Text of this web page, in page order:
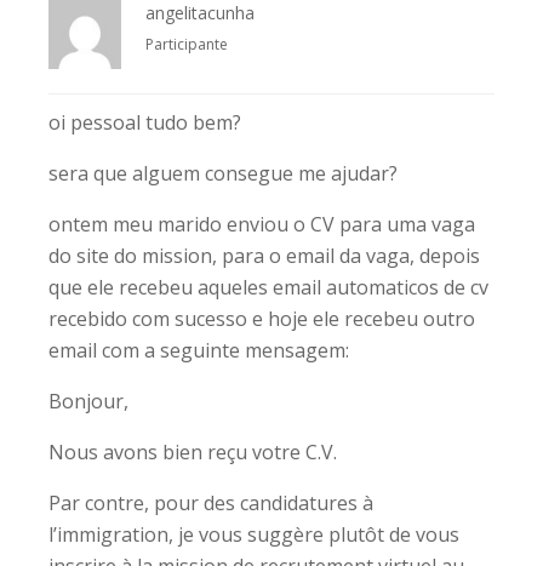
angelitacunha
Participante
oi pessoal tudo bem?
sera que alguem consegue me ajudar?
ontem meu marido enviou o CV para uma vaga
do site do mission, para o email da vaga, depois
que ele recebeu aqueles email automaticos de cv
recebido com sucesso e hoje ele recebeu outro
email com a seguinte mensagem:
Bonjour,
Nous avons bien reçu votre C.V.
Par contre, pour des candidatures à
l’immigration, je vous suggère plutôt de vous